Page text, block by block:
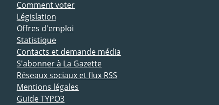
Comment voter
Législation
Offres d'emploi
Statistique
Contacts et demande média
S'abonner à La Gazette
Réseaux sociaux et flux RSS
Mentions légales
Guide TYPO3